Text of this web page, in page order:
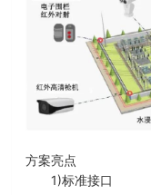
方案亮点
1)标准接口